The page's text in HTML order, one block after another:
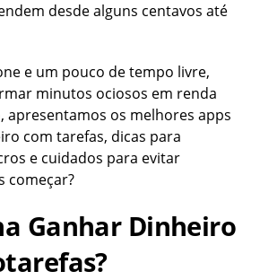
desde alguns centavos até
e um pouco de tempo livre,
minutos ociosos em renda
apresentamos os melhores apps
com tarefas, dicas para
e cuidados para evitar
começar?
Ganhar Dinheiro